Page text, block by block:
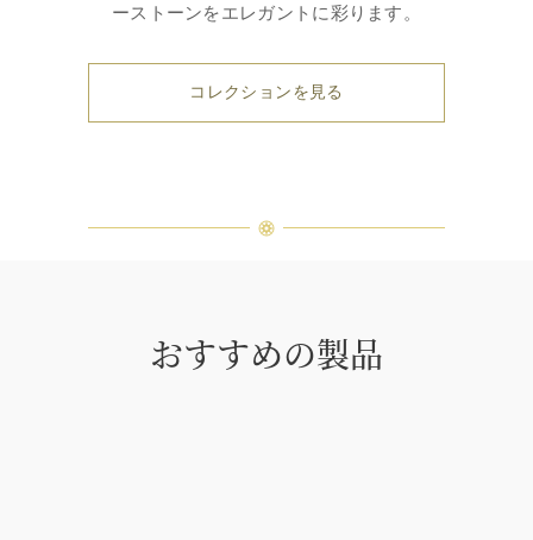
ーストーンをエレガントに彩ります。
コレクションを見る
おすすめの製品